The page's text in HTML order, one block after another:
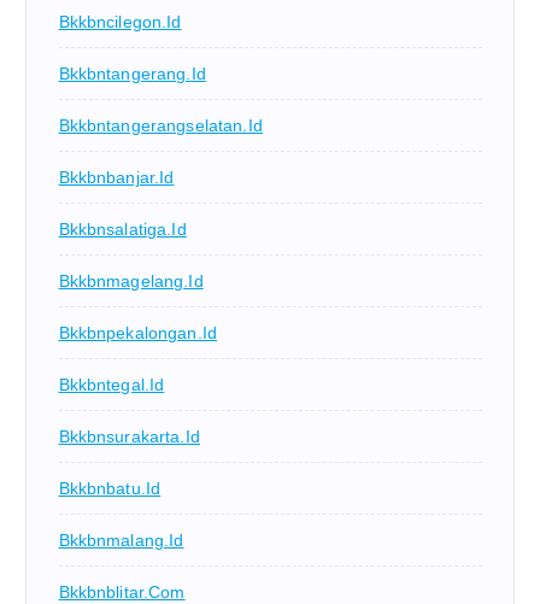
Bkkbncilegon.id
Bkkbntangerang.id
Bkkbntangerangselatan.id
Bkkbnbanjar.id
Bkkbnsalatiga.id
Bkkbnmagelang.id
Bkkbnpekalongan.id
Bkkbntegal.id
Bkkbnsurakarta.id
Bkkbnbatu.id
Bkkbnmalang.id
Bkkbnblitar.com